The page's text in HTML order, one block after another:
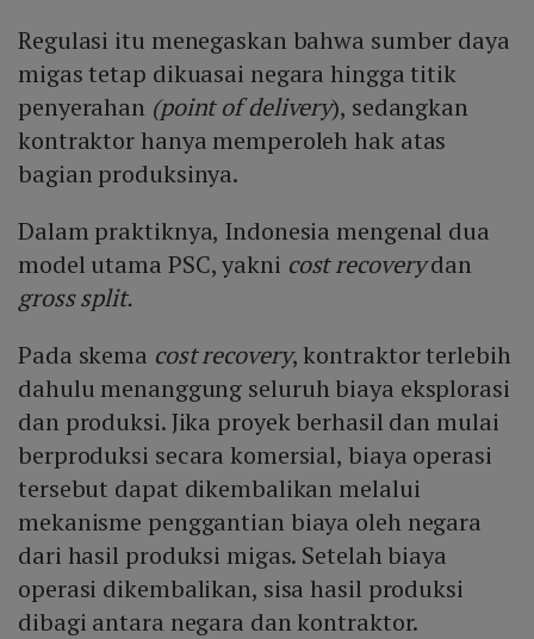
Regulasi itu menegaskan bahwa sumber daya
migas tetap dikuasai negara hingga titik
penyerahan (point of delivery), sedangkan
kontraktor hanya memperoleh hak atas
bagian produksinya.
Dalam praktiknya, Indonesia mengenal dua
model utama PSC, yakni cost recoverydan
gross split.
Pada skema cost recovery, kontraktor terlebih
dahulu menanggung seluruh biaya eksplorasi
dan produksi. Jika proyek berhasil dan mulai
berproduksi secara komersial, biaya operasi
tersebut dapat dikembalikan melalui
mekanisme penggantian biaya oleh negara
dari hasil produksi migas. Setelah biaya
operasi dikembalikan, sisa hasil produksi
dibagi antara negara dan kontraktor.